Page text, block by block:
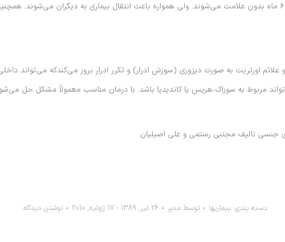
95% از بيماران همراه با ترشح مجرا در صورت عدم درمان، ظرف مدت 6 ماه بدون علامت مي‌شوند. ولي همواره باعث انتقال
علائم اورتريت به صورت ديزوري (سوزش ادرار) و تكرر ادرار بروز مي‌كندكه مي‌تواند
مربوط به سوزاك،هرپس يا كانديديا باشد. با درمان مناسب معمولاً مشكل حل
جنسي تاليف مجتبي رستمي و علي اصيليان
دسته بندی:بیماریها توسطمدیر 26 تیر, 1389 - 17 ژوئیه, 2010 نوشتن دیدگاه